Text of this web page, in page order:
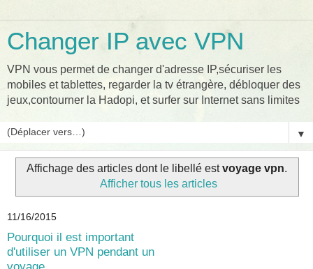
Changer IP avec VPN
VPN vous permet de changer d'adresse IP,sécuriser les
mobiles et tablettes, regarder la tv étrangère, débloquer des
jeux,contourner la Hadopi, et surfer sur Internet sans limites
▼
Affichage des articles dont le libellé estvoyage vpn.
Afficher tous les articles
11/16/2015
Pourquoi il est important
d'utiliser un VPN pendant un